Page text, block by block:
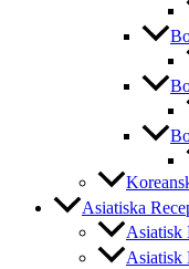
Asiatiska
Asiatisk
Asiatisk